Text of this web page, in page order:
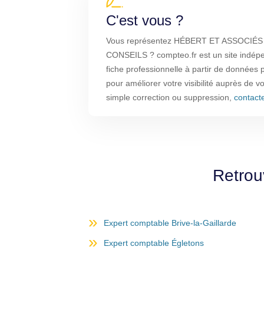
C'est vous ?
Vous représentez HÉBERT ET
CONSEILS ? compteo.fr est un site
fiche professionnelle à partir de données
pour améliorer votre visibilité auprès de
simple correction ou suppression,
Expert comptable Brive-la-Gaillarde
Expert comptable Égletons